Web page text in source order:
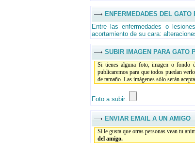
ENFERMEDADES DEL GATO
Entre las enfermedades o
acortamiento de su cara:
SUBIR IMAGEN PARA GATO
Si tienes alguna foto, imagen o fondo
publicaremos para que todos puedan
de tamaño. Las imágenes sólo serán
Foto a subir:
ENVIAR EMAIL A UN AMIGO
Si le gusta que otras personas vean tu
del amigo.